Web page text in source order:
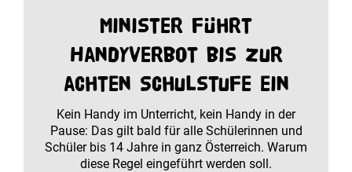
Minister führt
Handyverbot bis zur
achten Schulstufe ein
Kein Handy im Unterricht, kein Handy in der
Pause: Das gilt bald für alle Schülerinnen und
Schüler bis 14 Jahre in ganz Österreich. Warum
diese Regel eingeführt werden soll.